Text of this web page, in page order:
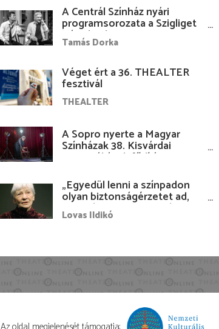
A Centrál Színház nyári
programsorozata a Szigliget
Várudvarban
Tamás Dorka
Véget ért a 36. THEALTER
fesztivál
THEALTER
A Sopro nyerte a Magyar
Színházak 38. Kisvárdai
Fesztiváljának fődíját
„Egyedül lenni a színpadon
olyan biztonságérzetet ad,
hogy lám, mindenki más
nélkül is megvagyok
Lovas Ildikó